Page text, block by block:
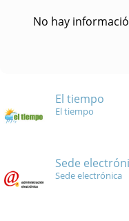
No hay
El tiempo
El tiempo
Sede
Sede electrónica